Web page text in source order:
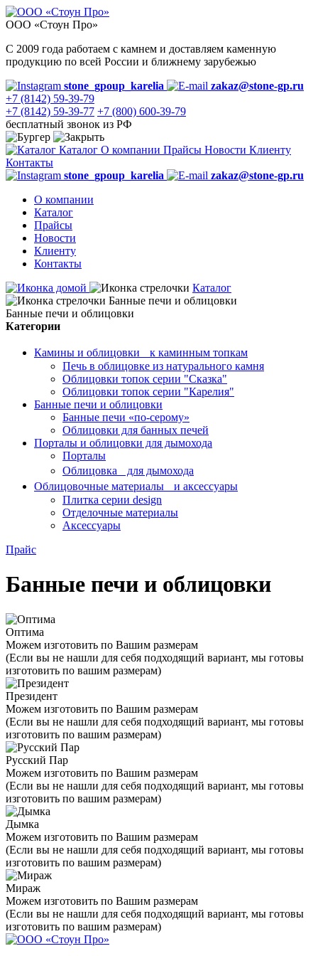
ООО «Стоун Про»
С 2009 года работаем с камнем и доставляем каменную
продукцию по всей России и ближнему зарубежью
stone_gpoup_karelia
zakaz@stone-gp.ru
+7 (8142) 59-39-79
+7 (8142) 59-39-77 +7 (800) 600-39-79
бесплатный звонок из РФ
Каталог О компании Прайсы Новости Клиенту
Контакты
stone_gpoup_karelia
zakaz@stone-gp.ru
О компании
Каталог
Прайсы
Новости
Клиенту
Контакты
Каталог
Банные печи и облицовки
Банные печи и облицовки
Категории
Камины и облицовки к каминным топкам
Печь в облицовке из натурального камня
Облицовки топок серии "Сказка"
Облицовки топок серии "Карелия"
Банные печи и облицовки
Банные печи «по-серому»
Облицовки для банных печей
Порталы и облицовки для дымохода
Порталы
Облицовка для дымохода
Облицовочные материалы и аксессуары
Плитка серии design
Отделочные материалы
Аксессуары
Прайс
Банные печи и облицовки
Оптима
Можем изготовить по Вашим размерам
(Если вы не нашли для себя подходящий вариант, мы готовы
изготовить по вашим размерам)
Президент
Можем изготовить по Вашим размерам
(Если вы не нашли для себя подходящий вариант, мы готовы
изготовить по вашим размерам)
Русский Пар
Можем изготовить по Вашим размерам
(Если вы не нашли для себя подходящий вариант, мы готовы
изготовить по вашим размерам)
Дымка
Можем изготовить по Вашим размерам
(Если вы не нашли для себя подходящий вариант, мы готовы
изготовить по вашим размерам)
Мираж
Можем изготовить по Вашим размерам
(Если вы не нашли для себя подходящий вариант, мы готовы
изготовить по вашим размерам)